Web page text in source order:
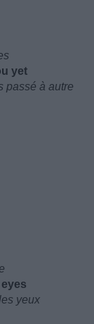
yet
passé à autre
yeux